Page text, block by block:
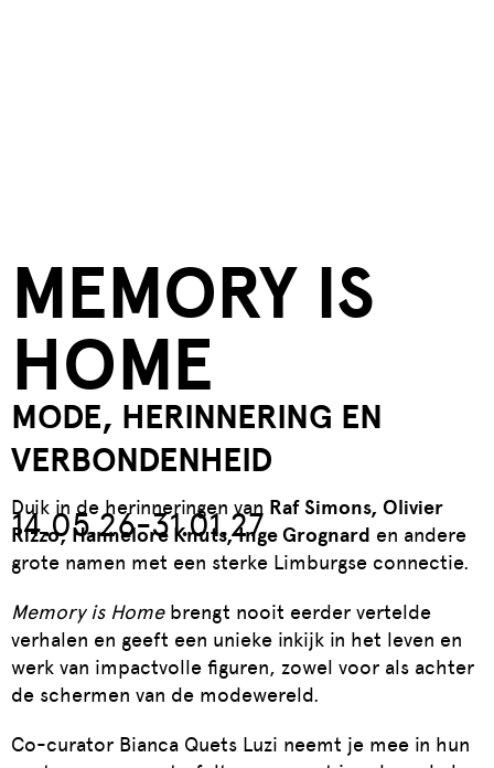
MEMORY IS
HOME
MODE, HERINNERING EN
VERBONDENHEID
14.05.26-31.01.27
Duik in de herinneringen van Raf Simons, Olivier
Rizzo, Hannelore Knuts, Inge Grognard en andere
grote namen met een sterke Limburgse connectie.
Memory is Homebrengt nooit eerder vertelde
verhalen en geeft een unieke inkijk in het leven en
werk van impactvolle figuren, zowel voor als achter
de schermen van de modewereld.
Co-curator Bianca Quets Luzi neemt je mee in hun